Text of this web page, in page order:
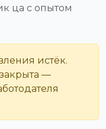
ца с опытом
истёк.
—